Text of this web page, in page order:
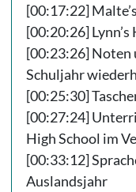
[00:17:22]
[00:20:26] Lynn’s
[00:23:26] Noten
Schuljahr
[00:25:30]
[00:27:24]
High School im
[00:33:12]
Auslandsjahr